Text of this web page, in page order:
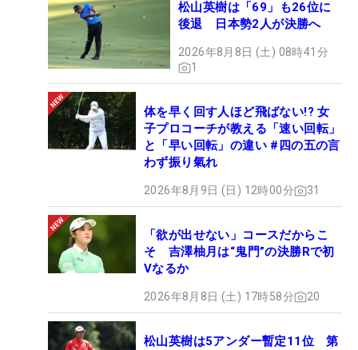
松山英樹は「69」も26位に
後退 日本勢2人が決勝へ
2026年8月8日 (土) 08時41分
1
体を早く回す人ほど飛ばない!? 女
子プロコーチが教える「速い回転」
と「早い回転」の違い #四の五の言
わず振り氣れ
2026年8月9日 (日) 12時00分 31
「欲が出せない」コースだからこ
そ 吉澤柚月は“鬼門”の決勝Rで初
Vなるか
2026年8月8日 (土) 17時58分 20
松山英樹は5アンダー暫定11位 第